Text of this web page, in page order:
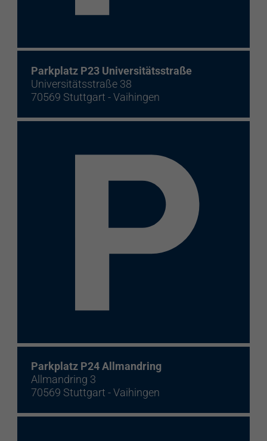
Parkplatz P23 Universitätsstraße
Universitätsstraße 38
70569 Stuttgart - Vaihingen
Parkplatz P24 Allmandring
Allmandring 3
70569 Stuttgart - Vaihingen